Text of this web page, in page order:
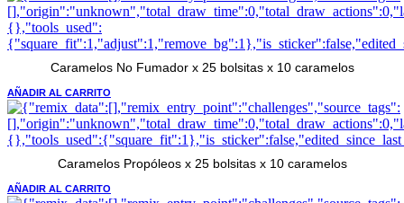
Caramelos No Fumador x 25 bolsitas x 10 caramelos
AÑADIR AL CARRITO
Caramelos Propóleos x 25 bolsitas x 10 caramelos
AÑADIR AL CARRITO